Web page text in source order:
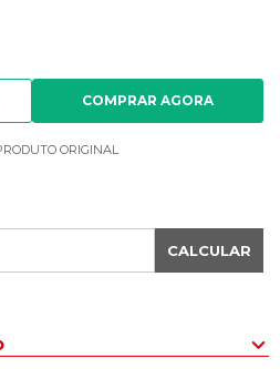
ORIGINAL
CALCULAR